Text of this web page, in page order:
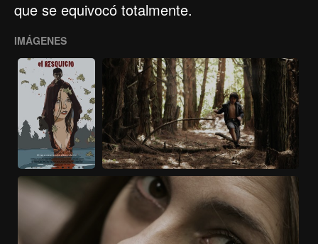
que se equivocó totalmente.
IMÁGENES